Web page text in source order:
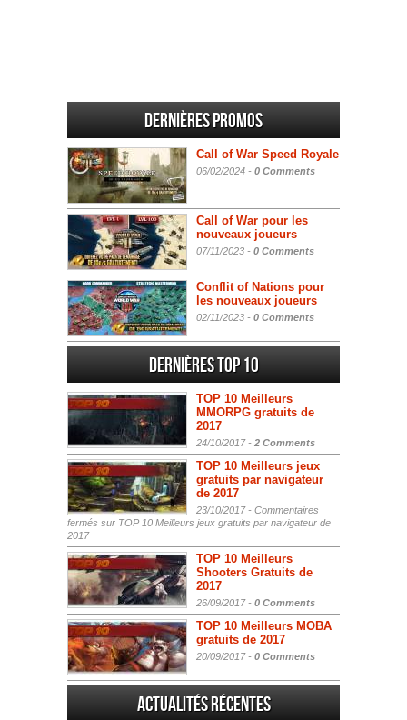
Dernières promos
Call of War Speed Royale
06/02/2024 - 0 Comments
Call of War pour les
nouveaux joueurs
07/11/2023 - 0 Comments
Conflit of Nations pour
les nouveaux joueurs
02/11/2023 - 0 Comments
Dernières Top 10
TOP 10 Meilleurs
MMORPG gratuits de
2017
24/10/2017 - 2 Comments
TOP 10 Meilleurs jeux
gratuits par navigateur
de 2017
23/10/2017 - Commentaires
fermés sur TOP 10 Meilleurs jeux gratuits par navigateur de
2017
TOP 10 Meilleurs
Shooters Gratuits de
2017
26/09/2017 - 0 Comments
TOP 10 Meilleurs MOBA
gratuits de 2017
20/09/2017 - 0 Comments
Actualités Récentes